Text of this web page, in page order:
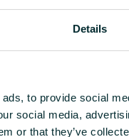
Details
to provide social
social media,
or that they’ve